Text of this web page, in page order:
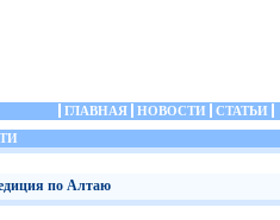
ГЛАВНАЯ НОВОСТИ СТАТЬИ
по Алтаю